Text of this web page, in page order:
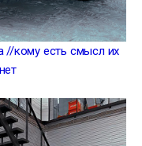
//кому есть смысл их